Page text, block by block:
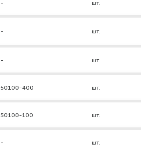
- шт.
- шт.
- шт.
50100-400 шт.
50100-100 шт.
- шт.